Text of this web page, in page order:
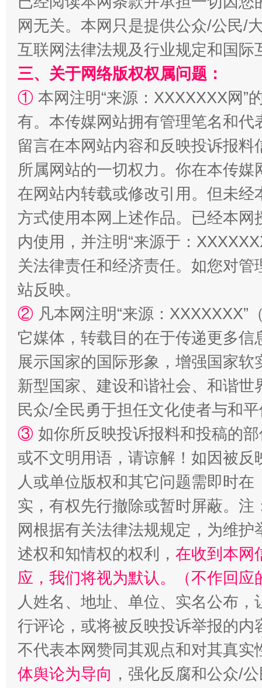
国家大学科技园优化重塑工作
“蜀中异人”王建安的艺术幻境
网无关。本网只是提供公众/公民/
互联网法律法规及行业规定和国
三、关于网络版权权属问题：
① 本网注明“来源：XXXXXXX网”
有。本传媒网站拥有管理笔名和
留言在本网站内容和反映投诉报
所属网站的一切权力。你在本传
在网站内转载或修改引用。但未
方式使用本网上述作品。已经本
内使用，并注明“来源于：
关法律责任和经济责任。如您对
站反映。
② 凡本网注明“来源：
它媒体，转载目的在于传递更多
展示国家的国际形象，增强国家
新型国家、建设和谐社会、和谐
民众/全民勇于担任文化使者与和
③ 如你所反映投诉报料和投稿的
或不文明用语，请谅解！如因被
人或单位版权和其它问题需即时在
实，有权先行撤除或暂时屏蔽。
网根据有关法律法规规定，为维
述权和知情权的权利， 在收到本网
应，我们将视为默认。（不作回应
人姓名、地址、单位、实名公布
行评论，或将被反映投诉举报的
不代表本网赞同其观点和对其真实
体舆论为导向 ，强化反腐和公众/